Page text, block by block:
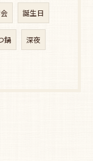
誕生日
鍋 深夜